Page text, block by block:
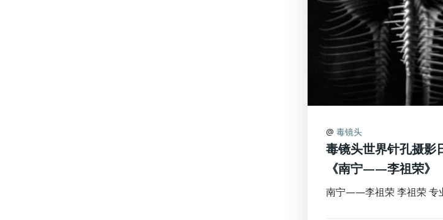
@ 毒镜头
毒镜头世界针孔摄影
《南宁——李祖荣》
南宁——李祖荣 李祖荣 专